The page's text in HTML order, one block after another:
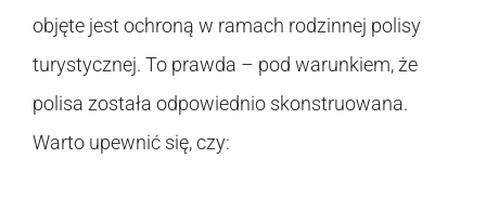
objęte jest ochroną w ramach rodzinnej polisy
turystycznej. To prawda – pod warunkiem, że
polisa została odpowiednio skonstruowana.
Warto upewnić się, czy: